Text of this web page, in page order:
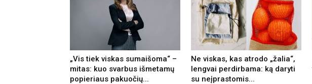
„Vis tiek viskas sumaišoma“ –
mitas: kuo svarbus išmetamų
popieriaus pakuočių...
Ne viskas, kas atrodo „žalia“,
lengvai perdirbama: ką daryti
su neįprastomis...